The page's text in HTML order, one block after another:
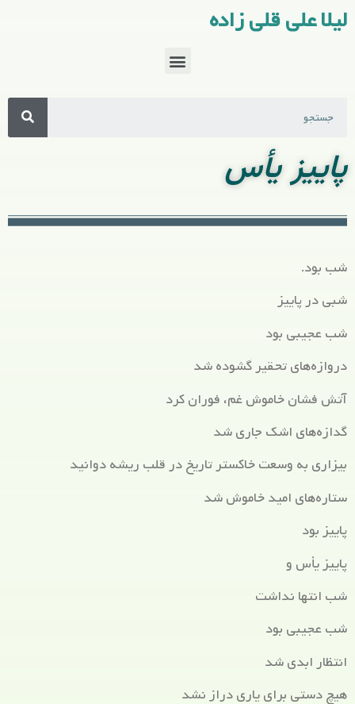
لیلا علی قلی زاده
پاییز یأس
شب بود.
شبی در پاییز
شب عجیبی بود
دروازه‌های تحقیر گشوده شد
آتش فشان خاموش غم‌، فوران کرد
گدازه‌های اشک جاری شد
بیزاری به وسعت خاکستر تاریخ در قلب ریشه دوانید
ستاره‌های امید خاموش شد
پاییز بود
پاییز یأس و
شب انتها نداشت
شب عجیبی بود
انتظار ابدی شد
هیچ دستی برای یاری دراز نشد